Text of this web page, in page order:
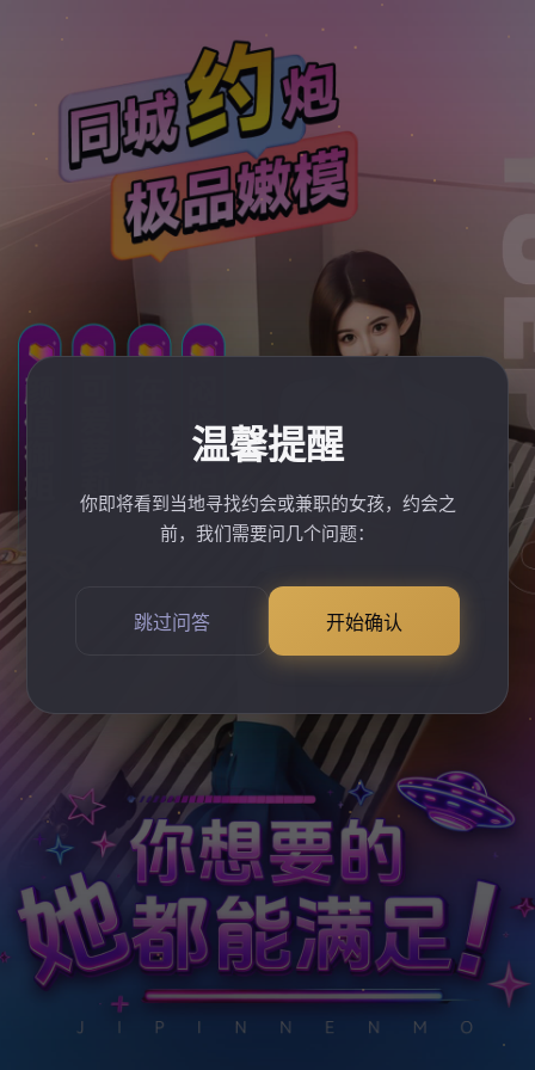
温馨提醒
你即将看到当地寻找约会或兼职的女孩，约会之
前，我们需要问几个问题：
跳过问答 开始确认